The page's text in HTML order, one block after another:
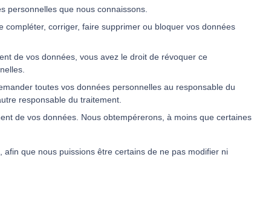
personnelles que nous connaissons.
corriger, faire supprimer ou bloquer vos données
de vos données, vous avez le droit de révoquer ce
toutes vos données personnelles au responsable du
responsable du traitement.
de vos données. Nous obtempérerons, à moins que certaines
que nous puissions être certains de ne pas modifier ni